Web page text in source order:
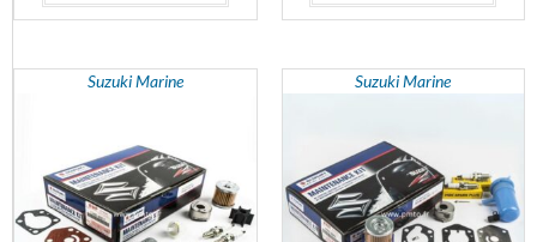
Suzuki Marine Suzuki Marine